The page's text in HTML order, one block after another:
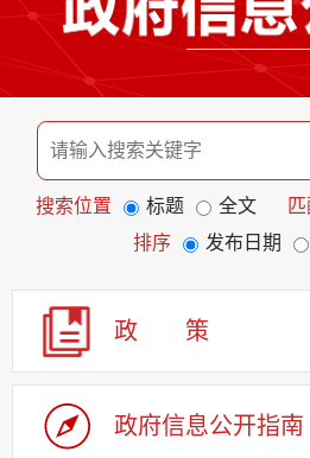
搜索位置 标题 全文
排序
发布日期
政 策
政府信息公开指南